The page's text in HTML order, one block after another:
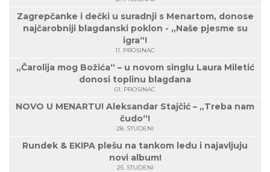
Zagrepčanke i dečki u suradnji s Menartom, donose
najčarobniji blagdanski poklon - „Naše pjesme su
igra“!
11. PROSINAC
„Čarolija mog Božića“ – u novom singlu Laura Miletić
donosi toplinu blagdana
01. PROSINAC
NOVO U MENARTU! Aleksandar Stajčić – „Treba nam
čudo“!
28. STUDENI
Rundek & EKIPA plešu na tankom ledu i najavljuju
novi album!
25. STUDENI